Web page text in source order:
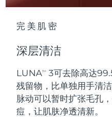
完美肌密
深层清洁
LUNATM
3可去除高达
残留物，比单独用手清
脉动可以暂时扩张毛孔
痘，让肌肤净透清新。
关于我们
黎巴嫩
立陶宛